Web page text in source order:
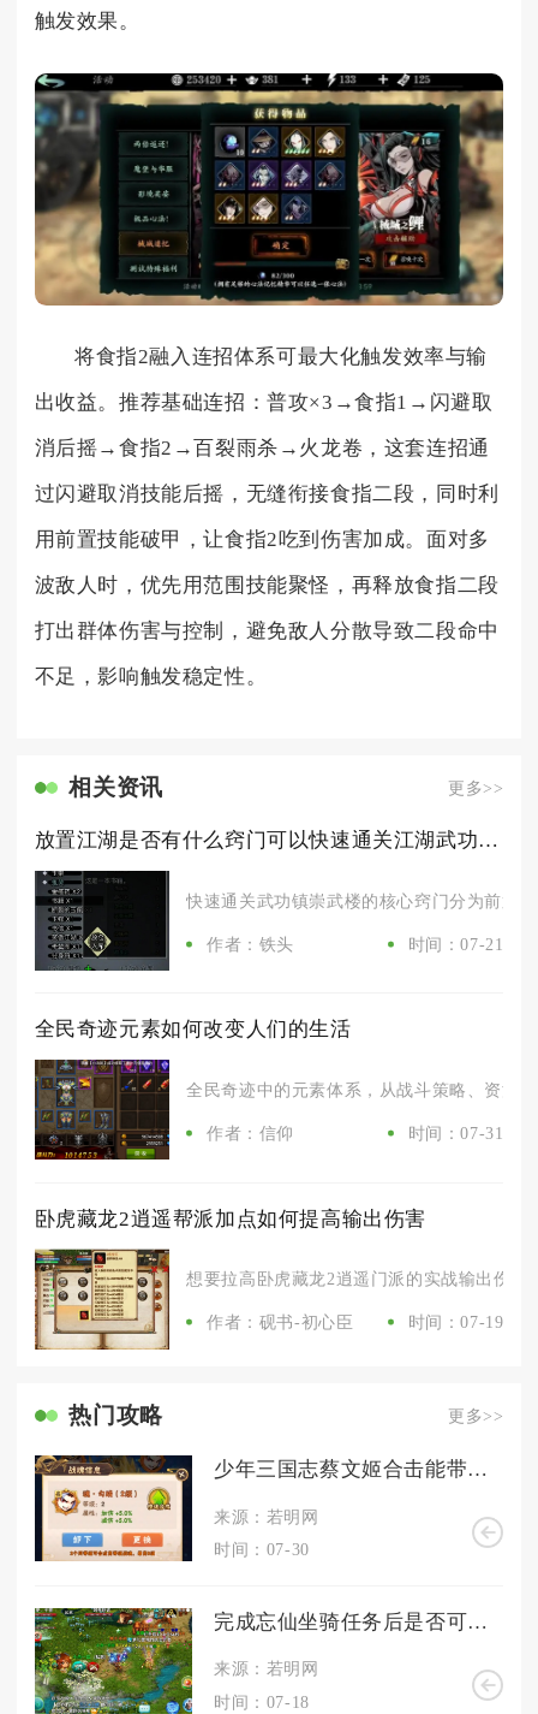
触发效果。
将食指2融入连招体系可最大化触发效率与输
出收益。推荐基础连招：普攻×3→食指1→闪避取
消后摇→食指2→百裂雨杀→火龙卷，这套连招通
过闪避取消技能后摇，无缝衔接食指二段，同时利
用前置技能破甲，让食指2吃到伤害加成。面对多
波敌人时，优先用范围技能聚怪，再释放食指二段
打出群体伤害与控制，避免敌人分散导致二段命中
不足，影响触发稳定性。
相关资讯 更多>>
放置江湖是否有什么窍门可以快速通关江湖武功镇崇武楼
快速通关武功镇崇武楼的核心窍门分为前置
作者：铁头 时间：07-21
全民奇迹元素如何改变人们的生活
全民奇迹中的元素体系，从战斗策略、资源
作者：信仰 时间：07-31
卧虎藏龙2逍遥帮派加点如何提高输出伤害
想要拉高卧虎藏龙2逍遥门派的实战输出伤害
作者：砚书-初心臣 时间：07-19
热门攻略 更多>>
少年三国志蔡文姬合击能带来什么额外的效果
来源：若明网
时间：07-30
完成忘仙坐骑任务后是否可以获得其他特殊奖励
来源：若明网
时间：07-18